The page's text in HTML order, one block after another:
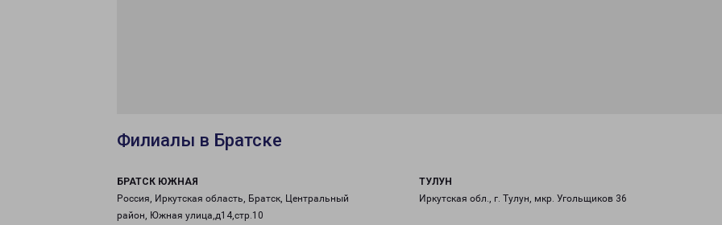
Филиалы в Братске
БРАТСК ЮЖНАЯ
Россия, Иркутская область, Братск, Центральный
район, Южная улица,д14,стр.10
ТУЛУН
Иркутская обл., г. Тулун, мкр. Угольщиков 36